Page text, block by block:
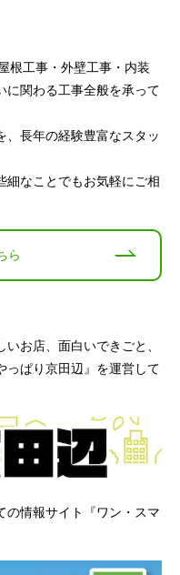
根工事・外壁工事・内装
に関わる工事全般を承って
、長年の経験豊富なスタッ
細なことでもお気軽にご相
ら
お店、面白いできごと、
っぱり京田辺』を運営して
の情報サイト『ワン・スマ